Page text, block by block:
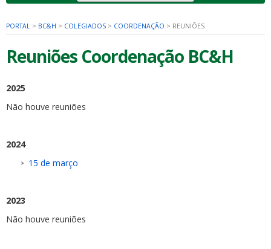
PORTAL > BC&H > COLEGIADOS > COORDENAÇÃO > REUNIÕES
Reuniões Coordenação BC&H
2025
Não houve reuniões
2024
15 de março
2023
Não houve reuniões